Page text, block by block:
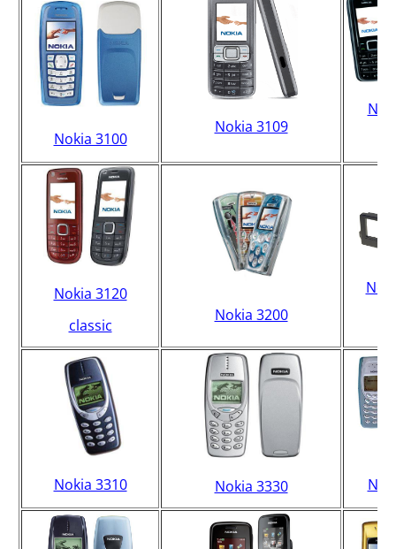
Nokia 3100
Nokia 3109
Nokia 3120
classic
Nokia 3200
Nokia 3310 Nokia 3330